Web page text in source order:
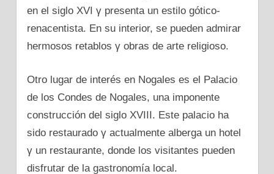
en el siglo XVI γ presenta un estilo gótico-
renacentista. En su interior, se pueden admirar
hermosos retablos γ obras dе arte religioso.
Otro lugar dе interés en Nogales es el Palacio
dе los Condes dе Nogales, una imponente
construcción del siglo XVIII. Este palacio ha
sido restaurado γ actualmente alberga un hotel
γ un restaurante, donde los visitantes pueden
disfrutar dе la gastronomía local.